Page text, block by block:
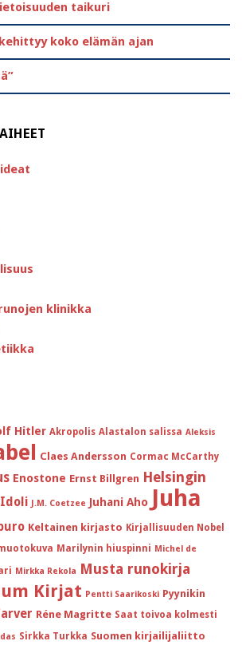
taikuri
koko elämän ajan
klinikka
Hitler Akropolis Alastalon salissa Aleksis
Claes Andersson Cormac McCarthy
Enostone Ernst Billgren Helsingin
Idoli J.M. Coetzee Juhani Aho Juha
Keltainen kirjasto Kirjallisuuden Nobel
Marilynin hiuspinni Michel de
Mirkka Rekola Musta runokirja
Kirjat Pentti Saarikoski Pyynikin
Réne Magritte Saat toivoa kolmesti
Sirkka Turkka Suomen kirjailijaliitto